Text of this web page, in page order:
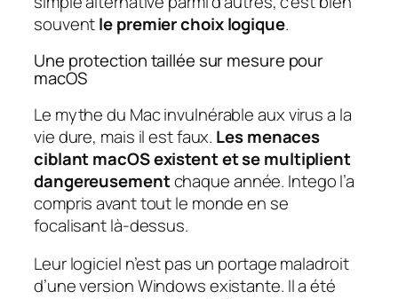
souventle premier choix logique.
Une protection taillée sur mesure pour
macOS
Le mythe du Mac invulnérable aux virus a la
vie dure, mais il est faux. Les menaces
ciblant macOS existent et se multiplient
dangereusementchaque année. Intego l’a
compris avant tout le monde en se
focalisant là-dessus.
Leur logiciel n’est pas un portage maladroit
d’une version Windows existante. Il a été